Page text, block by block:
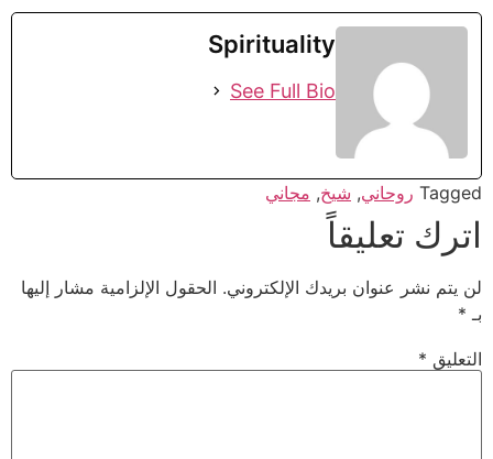
Spirituality
See Full Bio
Tagged روحاني, شيخ, مجاني
اترك تعليقاً
لن يتم نشر عنوان بريدك الإلكتروني. الحقول الإلزامية مشار إليها
بـ *
التعليق *